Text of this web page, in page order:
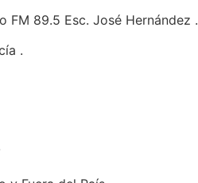
FM 89.5 Esc. José Hernández .
.